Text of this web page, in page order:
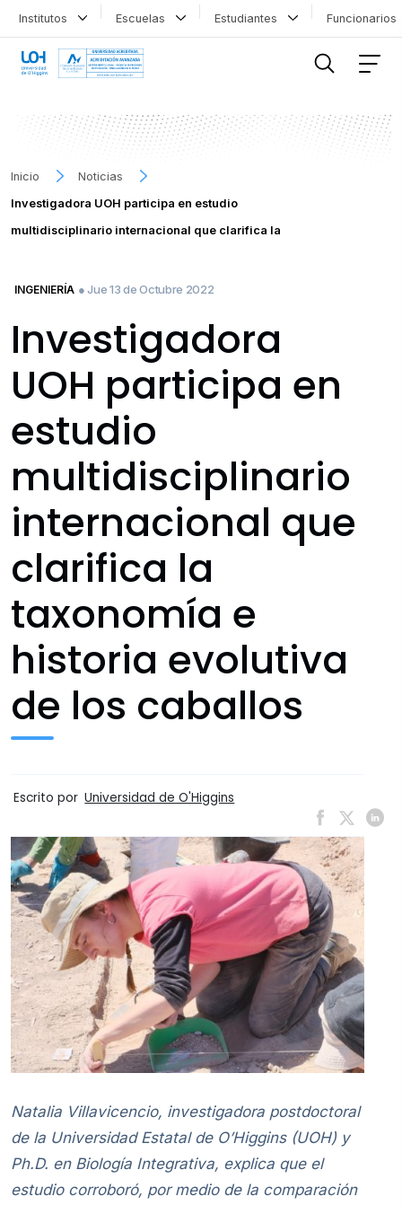
Institutos Escuelas Estudiantes
Inicio
Noticias
Investigadora UOH participa en estudio
multidisciplinario internacional que clarifica la
INGENIERÍA ● Jue 13 de Octubre 2022
Investigadora
UOH participa en
estudio
multidisciplinario
internacional que
clarifica la
taxonomía e
historia evolutiva
de los caballos
Escrito por Universidad de O'Higgins
Natalia Villavicencio, investigadora postdoctoral
de la Universidad Estatal de O’Higgins (UOH) y
Ph.D. en Biología Integrativa, explica que el
estudio corroboró, por medio de la comparación